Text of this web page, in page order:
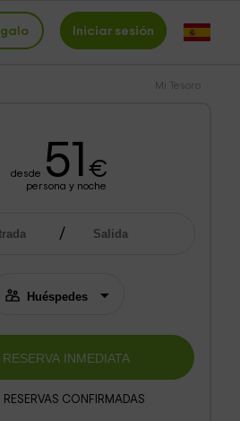
Iniciar sesión
Mi Tesoro
desde 51 €
persona y noche
RESERVA INMEDIATA
1 RESERVAS CONFIRMADAS